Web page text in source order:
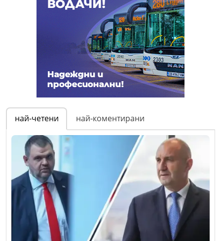
най-четени най-коментирани